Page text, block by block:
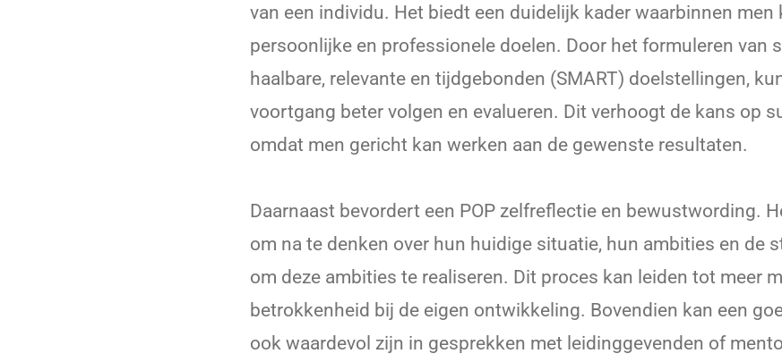
van een individu. Het biedt een duidelijk kader waarbinnen men
persoonlijke en professionele doelen. Door het formuleren van
haalbare, relevante en tijdgebonden (SMART) doelstellingen,
voortgang beter volgen en evalueren. Dit verhoogt de kans op
omdat men gericht kan werken aan de gewenste resultaten.
Daarnaast bevordert een POP zelfreflectie en bewustwording.
om na te denken over hun huidige situatie, hun ambities en de
om deze ambities te realiseren. Dit proces kan leiden tot meer
betrokkenheid bij de eigen ontwikkeling. Bovendien kan een
ook waardevol zijn in gesprekken met leidinggevenden of